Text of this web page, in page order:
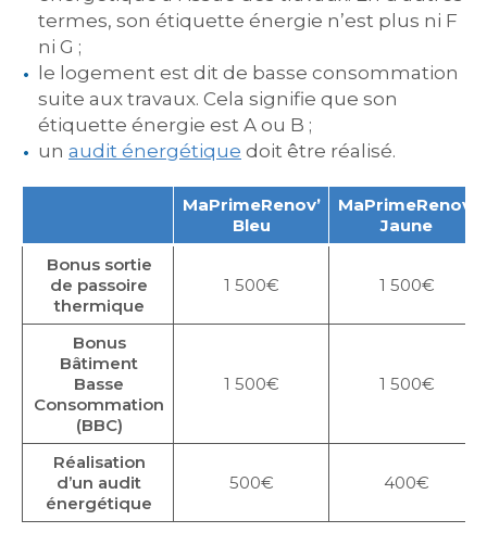
termes, son étiquette énergie n’est plus ni F
ni G ;
le logement est dit de basse consommation
suite aux travaux. Cela signifie que son
étiquette énergie est A ou B ;
un audit énergétique doit être réalisé.
MaPrimeRenov’
Bleu
MaPrimeRenov’
Jaune
Bonus sortie
de passoire
thermique
1 500€ 1 500€
Bonus
Bâtiment
Basse
Consommation
(BBC)
1 500€ 1 500€
Réalisation
d’un audit
énergétique
500€ 400€